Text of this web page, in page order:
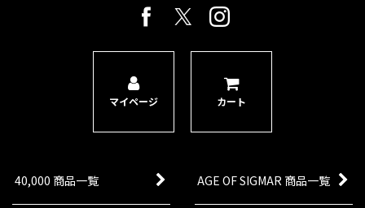
マイページ カート
40,000 商品一覧 AGE OF SIGMAR 商品一覧